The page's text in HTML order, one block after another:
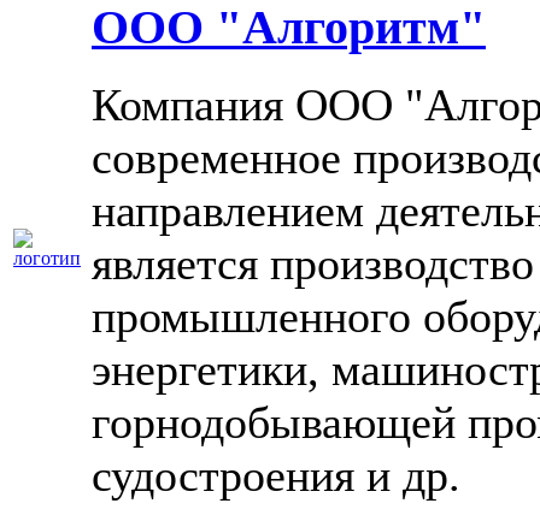
ООО "Алгоритм"
Компания ООО
современное
направлением
является
промышленного
энергетики,
горнодобывающей
судостроения и др.